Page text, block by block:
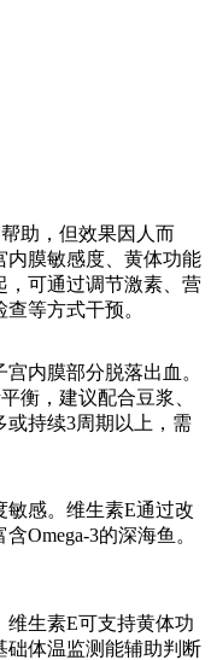
助，但效果因人而
内膜敏感度、黄体功能
，可通过调节激素、营
等方式干预。
内膜部分脱落出血。
衡，建议配合豆浆、
或持续3周期以上，需
感。维生素E通过改
Omega-3的深海鱼。
生素E可支持黄体功
础体温监测能辅助判断